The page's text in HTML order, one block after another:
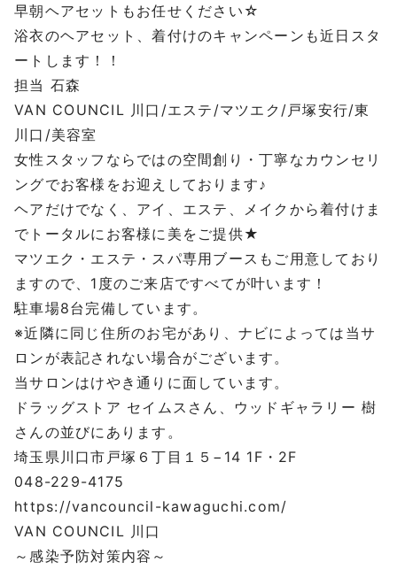
早朝ヘアセットもお任せください☆
浴衣のヘアセット、着付けのキャンペーンも近日スタ
ートします！！
担当 石森
VAN COUNCIL 川口/エステ/マツエク/戸塚安行/東
川口/美容室
女性スタッフならではの空間創り・丁寧なカウンセリ
ングでお客様をお迎えしております♪
ヘアだけでなく、アイ、エステ、メイクから着付けま
でトータルにお客様に美をご提供★
マツエク・エステ・スパ専用ブースもご用意しており
ますので、1度のご来店ですべてが叶います！
駐車場8台完備しています。
※近隣に同じ住所のお宅があり、ナビによっては当サ
ロンが表記されない場合がございます。
当サロンはけやき通りに面しています。
ドラッグストア セイムスさん、ウッドギャラリー 樹
さんの並びにあります。
埼玉県川口市戸塚６丁目１５−14 1F・2F
048-229-4175
https://vancouncil-kawaguchi.com/
VAN COUNCIL 川口
～感染予防対策内容～